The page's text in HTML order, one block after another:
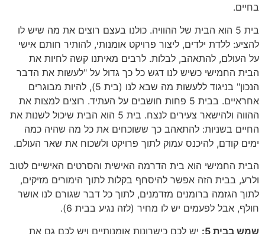
בחיים.
בית 5 הוא הבית של ההוויה. כולנו בעצם רוצים את מה שיש לו
להציע: ללדת ילדים, ליצור פרויקט אומנותי, להותיר חותם אישי
על העולם, להתאהב, לבלות. לרבים מאיתנו קשה לחיות את
הבית החמישי כשיש לנו דגש כל כך גדול על "לעשות את הדבר
הנכון" בניגוד ללעשות מה שבא לנו (בית 5), להיות מבוגרים
אחראיים. בבית 5 פחות חושבים על העתיד. רוצים למצות את
ההווה ולהישאר צעירים לנצח. בית 5 הוא הבית שיכול לשנות את
החיים בשניות: להתאהב כך ששוכחים את כל מה שהיה כמה
ימים קודם, להיכנס עמוק לתוך פרויקט ולשכוח את שאר העולם.
הבית החמישי הוא בית הדרמה האישית והסרטים האישיים לטוב
ולרע, בבית הזה אפשר להיסחף בקלות לתוך הימורים מזיקים,
לתוך הגזמה ברומנים מזדמנים, לתוך כל דבר שגורם לנו אושר
חולף, אבל לפעמים יש לו מחיר (לזה נגיע בבית 6).
שמש בבית 5:
יש לכם כישרונות אומנותיים ויש לכם גם את